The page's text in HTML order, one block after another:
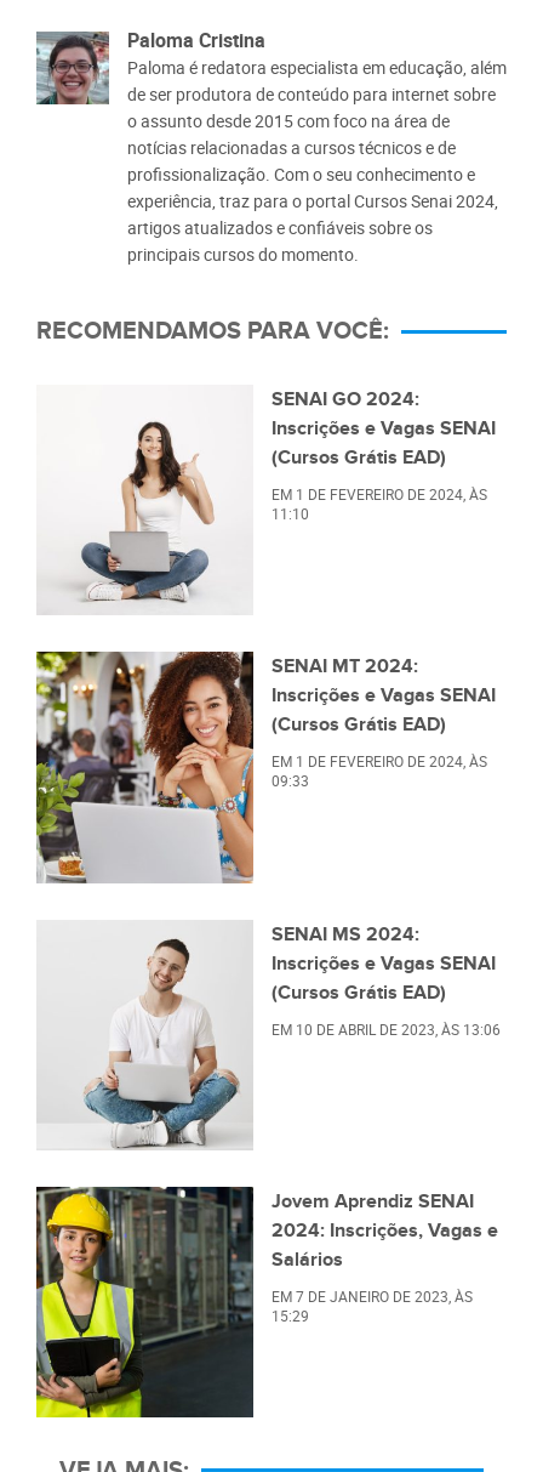
Paloma Cristina
Paloma é redatora especialista em educação, além
de ser produtora de conteúdo para internet sobre
o assunto desde 2015 com foco na área de
notícias relacionadas a cursos técnicos e de
profissionalização. Com o seu conhecimento e
experiência, traz para o portal Cursos Senai 2024,
artigos atualizados e confiáveis sobre os
principais cursos do momento.
RECOMENDAMOS PARA VOCÊ:
SENAI GO 2024:
Inscrições e Vagas SENAI
(Cursos Grátis EAD)
EM 1 DE FEVEREIRO DE 2024 , ÀS
11:10
SENAI MT 2024:
Inscrições e Vagas SENAI
(Cursos Grátis EAD)
EM 1 DE FEVEREIRO DE 2024, ÀS
09:33
SENAI MS 2024:
Inscrições e Vagas SENAI
(Cursos Grátis EAD)
EM 10 DE ABRIL DE 2023 , ÀS 13:06
Jovem Aprendiz SENAI
2024: Inscrições, Vagas e
Salários
EM7 DE JANEIRO DE 2023 , ÀS
15:29